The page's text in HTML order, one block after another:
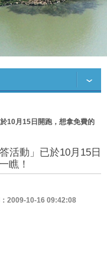
10月15日開跑，想拿免費的
活動」已於10月15日
瞧！
2009-10-16 09:42:08